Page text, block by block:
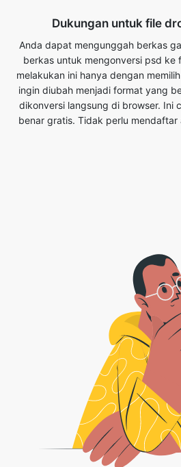
ingin diubah menjadi format yang
dikonversi langsung di browser. Ini
benar gratis. Tidak perlu mendaftar